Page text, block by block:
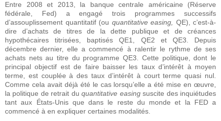
Entre 2008 et 2013, la banque centrale américaine (Réserve
fédérale, Fed) a engagé trois programmes successifs
d’assouplissement quantitatif (ou quantitative easing, QE), c’est-à-
dire d’achats de titres de la dette publique et de créances
hypothécaires titrisées, baptisés QE1, QE2 et QE3. Depuis
décembre dernier, elle a commencé à ralentir le rythme de ses
achats nets au titre du programme QE3. Cette politique, dont le
principal objectif est de faire baisser les taux d’intérêt à moyen
terme, est couplée à des taux d’intérêt à court terme quasi nul.
Comme cela avait déjà été le cas lorsqu’elle a été mise en œuvre,
la politique de retrait duquantitative easingsuscite des inquiétudes
tant aux États-Unis que dans le reste du monde et la FED a
commencé à en expliquer certaines modalités.